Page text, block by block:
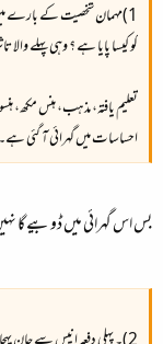
1)مہمان شخصیت کے بارے
کو کیسا پایا ہے ؟ وہی پہلے
تعلیم یافتہ، مذہب، ہنس مکھ،
احساسات میں گہرائی آ گئی ہے۔​
بس اس گہرائی میں ڈوبیے گا